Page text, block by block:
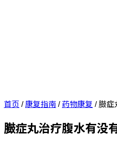
首页 /康复指南/ 药物康复 /臌症
臌症丸治疗腹水有没